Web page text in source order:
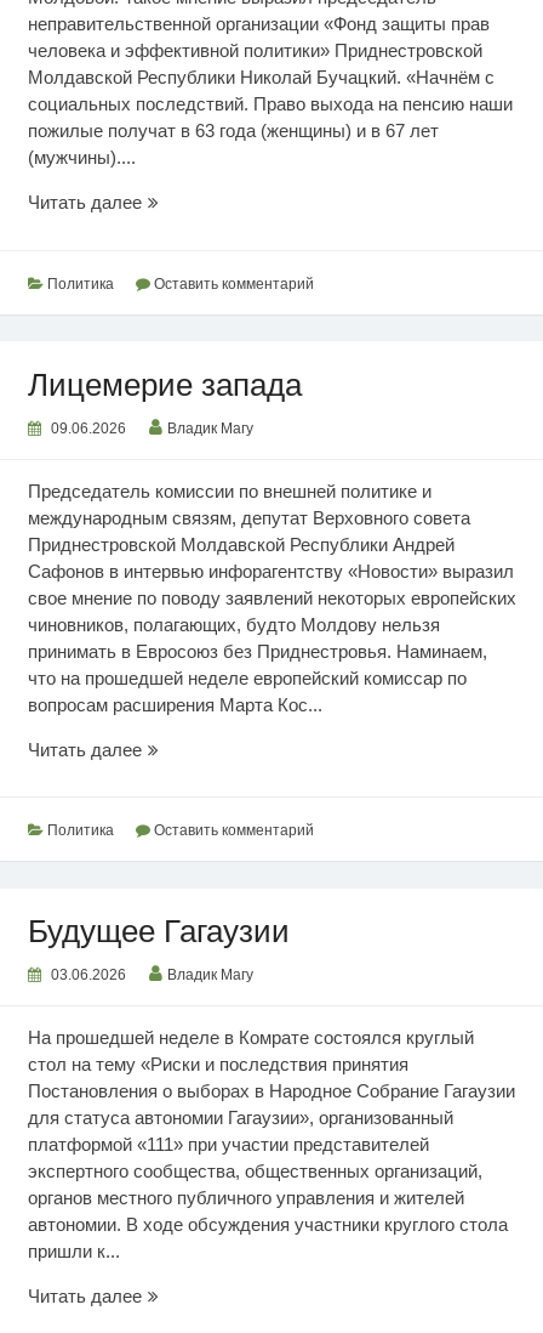
неправительственной организации «Фонд защиты прав
человека и эффективной политики» Приднестровской
Молдавской Республики Николай Бучацкий. «Начнём с
социальных последствий. Право выхода на пенсию наши
пожилые получат в 63 года (женщины) и в 67 лет
(мужчины)....
Читать далееПоследствия
Политика Оставить комментарий
Лицемерие запада
09.06.2026 Владик Магу
Председатель комиссии по внешней политике и
международным связям, депутат Верховного совета
Приднестровской Молдавской Республики Андрей
Сафонов в интервью инфорагентству «Новости» выразил
свое мнение по поводу заявлений некоторых европейских
чиновников, полагающих, будто Молдову нельзя
принимать в Евросоюз без Приднестровья. Наминаем,
что на прошедшей неделе европейский комиссар по
вопросам расширения Марта Кос...
Читать далееЛицемерие
Политика Оставить комментарий
Будущее Гагаузии
03.06.2026 Владик Магу
На прошедшей неделе в Комрате состоялся круглый
стол на тему «Риски и последствия принятия
Постановления о выборах в Народное Собрание Гагаузии
для статуса автономии Гагаузии», организованный
платформой «111» при участии представителей
экспертного сообщества, общественных организаций,
органов местного публичного управления и жителей
автономии. В ходе обсуждения участники круглого стола
пришли к...
Читать далееБудущее